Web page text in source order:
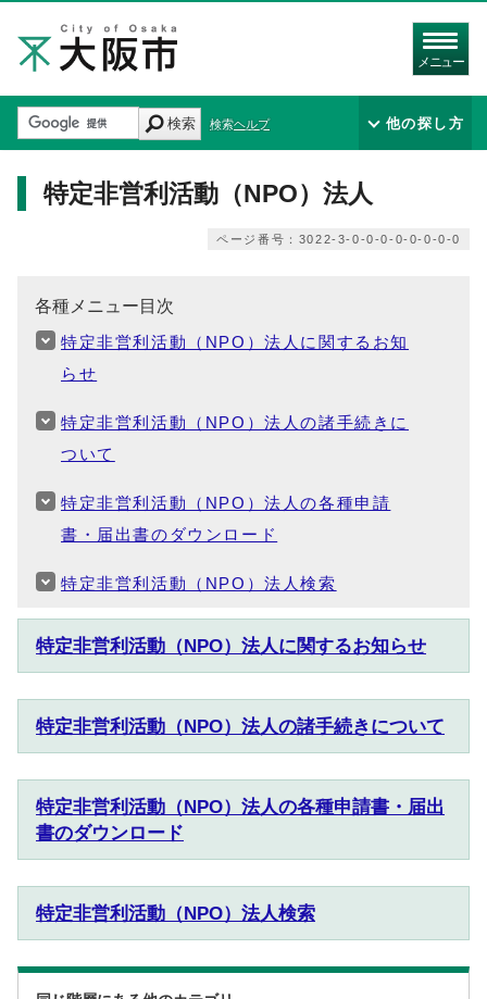
メニュー
検索 検索ヘルプ 他の探し方
特定非営利活動（NPO）法人
ページ番号：3022-3-0-0-0-0-0-0-0-0
各種メニュー目次
特定非営利活動（NPO）法人に関するお知
らせ
特定非営利活動（NPO）法人の諸手続きに
ついて
特定非営利活動（NPO）法人の各種申請
書・届出書のダウンロード
特定非営利活動（NPO）法人検索
特定非営利活動（NPO）法人に関するお知らせ
特定非営利活動（NPO）法人の諸手続きについて
特定非営利活動（NPO）法人の各種申請書・届出
書のダウンロード
特定非営利活動（NPO）法人検索